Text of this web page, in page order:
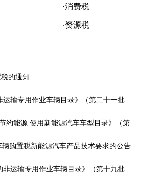
·消费税
·资源税
的通知
用作业车辆目录》（第二十一批）的公告
）、《减免车辆购置税的新能源汽车车型目录》（第二十八批）
购置税新能源汽车产品技术要求的公告
专用作业车辆目录》（第十九批）的公告